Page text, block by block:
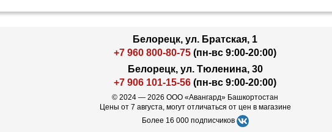
Белорецк, ул. Братская, 1
+7 960 800-80-75 (пн-вс 9:00-20:00)
Белорецк, ул. Тюленина, 30
+7 906 101-15-56 (пн-вс 9:00-20:00)
© 2024 — 2026 ООО «Авангард» Башкортостан
Цены от 7 августа, могут отличаться от цен в магазине
Более 16 000 подписчиков